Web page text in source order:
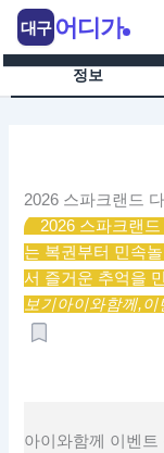
츠
정보
2026 스파크랜드
2026 스파크랜
는 복권부터 민속
서 즐거운 추억을
보기아이와함께,이
아이와함께 이벤트
대구 어디가